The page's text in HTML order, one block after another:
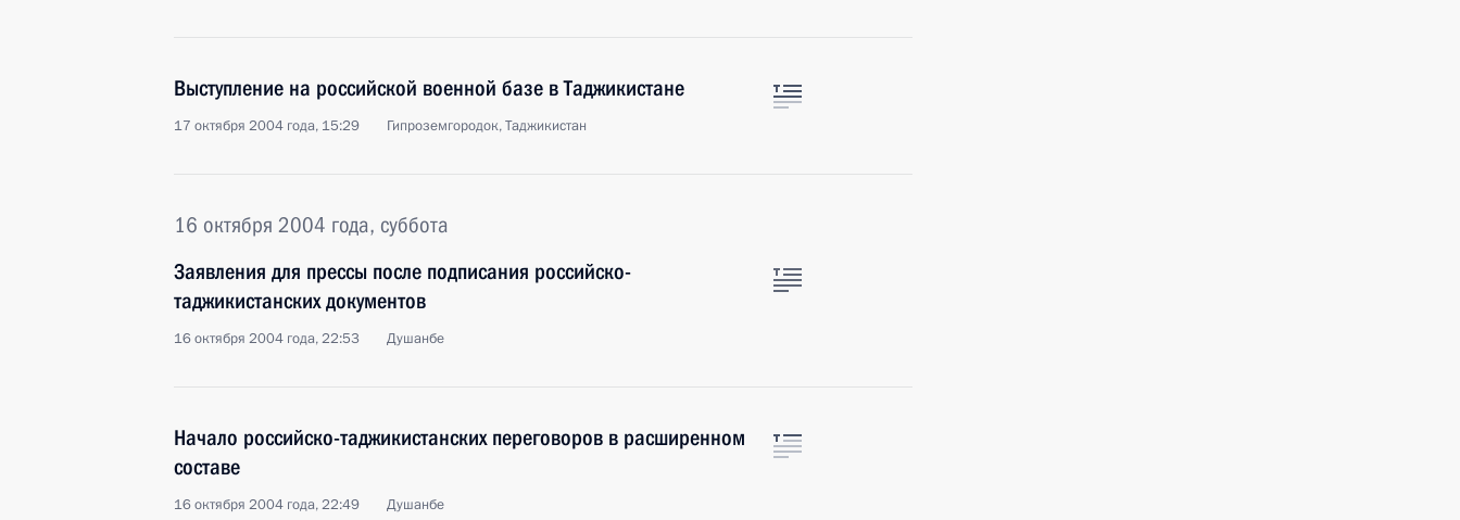
Выступление на российской военной базе в Таджикистане
17 октября 2004 года, 15:29 Гипроземгородок, Таджикистан
16 октября 2004 года, суббота
Заявления для прессы после подписания российско-
таджикистанских документов
16 октября 2004 года, 22:53 Душанбе
Начало российско-таджикистанских переговоров в расширенном
составе
16 октября 2004 года, 22:49 Душанбе